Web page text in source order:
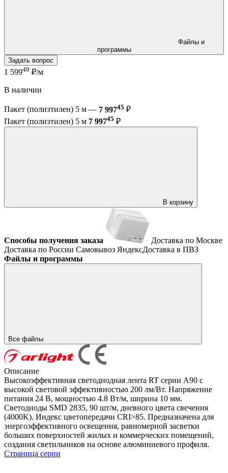
программы
Задать вопрос
1 59949 ₽/м
В наличии
Пакет (полиэтилен) 5 м — 7 99745 ₽
Пакет (полиэтилен) 5 м 7 99745 ₽
В корзину
Способы получения заказа
Доставка по Москве
Доставка по России Самовывоз ЯндексДоставка в ПВЗ
Файлы и программы
Все файлы
Описание
Высокоэффективная светодиодная лента RT серии A90 с
высокой световой эффективностью 200 лм/Вт. Напряжение
питания 24 В, мощностью 4.8 Вт/м, ширина 10 мм.
Светодиоды SMD 2835, 90 шт/м, дневного цвета свечения
(4000K). Индекс цветопередачи CRI>85. Предназначена для
энергоэффективного освещения, равномерной засветки
больших поверхностей жилых и коммерческих помещений,
создания светильников на основе алюминиевого профиля.
Страница серии